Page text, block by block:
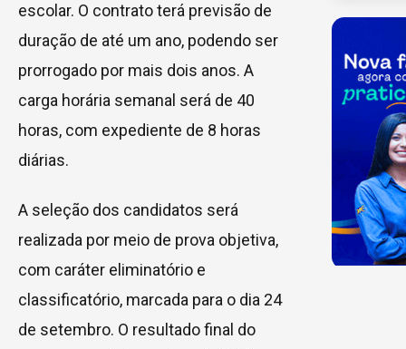
escolar. O contrato terá previsão de
duração de até um ano, podendo ser
prorrogado por mais dois anos. A
carga horária semanal será de 40
horas, com expediente de 8 horas
diárias.
A seleção dos candidatos será
realizada por meio de prova objetiva,
com caráter eliminatório e
classificatório, marcada para o dia 24
de setembro. O resultado final do